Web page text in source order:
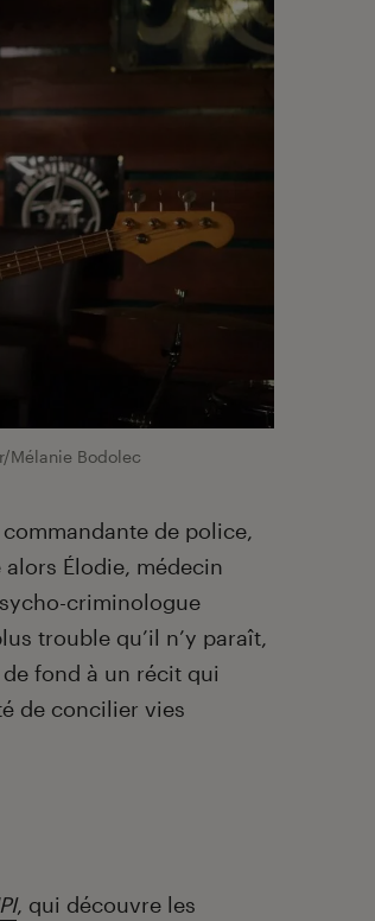
Mélanie Bodolec
de police,
Élodie, médecin
criminologue
trouble qu’il n’y paraît,
fond à un récit qui
de concilier vies
, qui découvre les